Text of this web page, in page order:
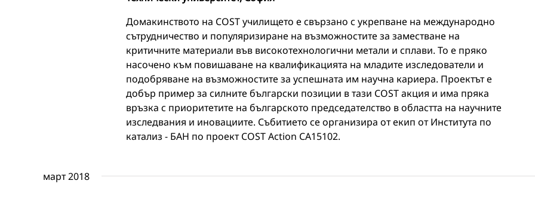
Домакинството на COST училището е свързано с укрепване на международно
сътрудничество и популяризиране на възможностите за заместване на
критичните материали във високотехнологични метали и сплави. То е пряко
насочено към повишаване на квалификацията на младите изследователи и
подобряване на възможностите за успешната им научна кариера. Проектът е
добър пример за силните български позиции в тази COST акция и има пряка
връзка с приоритетите на българското председателство в областта на научните
изследвания и иновациите. Събитието се организира от екип от Института по
катализ - БАН по проект COST Action СА15102.
март 2018